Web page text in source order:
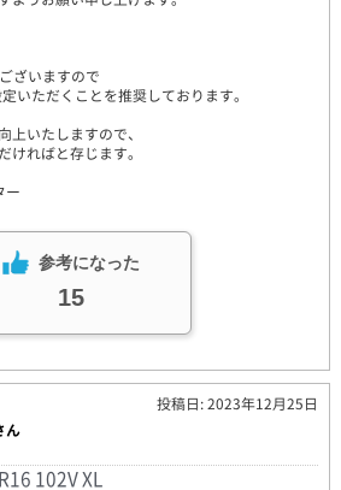
ざいますので
いただくことを推奨しております。
いたしますので、
ければと存じます。
ー
参考になった
15
投稿日: 2023年12月25日
ん
102V XL